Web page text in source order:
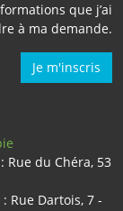
que j’ai
à ma demande.
Je m'inscris
: Rue du Chéra, 53
: Rue Dartois, 7 -